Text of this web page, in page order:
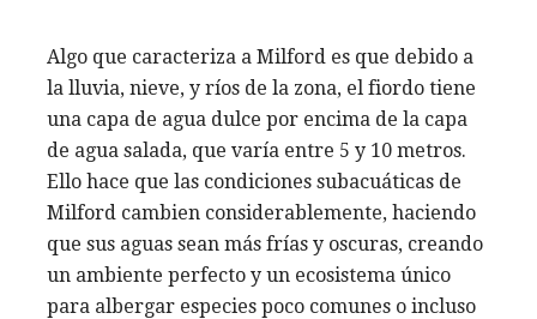
Algo que caracteriza a Milford es que debido a
la lluvia, nieve, y ríos de la zona, el fiordo tiene
una capa de agua dulce por encima de la capa
de agua salada, que varía entre 5 y 10 metros.
Ello hace que las condiciones subacuáticas de
Milford cambien considerablemente, haciendo
que sus aguas sean más frías y oscuras, creando
un ambiente perfecto y un ecosistema único
para albergar especies poco comunes o incluso